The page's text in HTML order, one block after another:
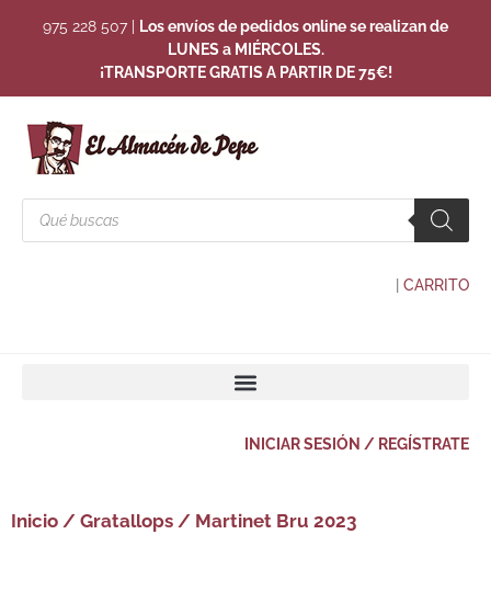
975 228 507
Los envíos de pedidos online se realizan de
LUNES a MIÉRCOLES.
¡TRANSPORTE GRATIS A PARTIR DE 75€!
CARRITO
INICIAR SESIÓN / REGÍSTRATE
Inicio / Gratallops / Martinet Bru 2023